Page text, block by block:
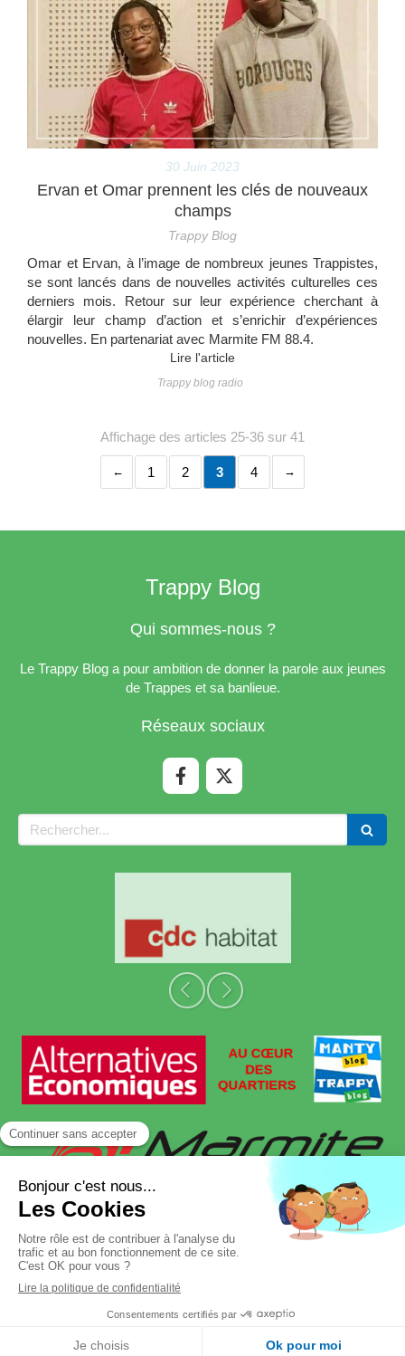
30 Juin 2023
Ervan et Omar prennent les clés de nouveaux
champs
Trappy Blog
Omar et Ervan, à l’image de nombreux jeunes Trappistes,
se sont lancés dans de nouvelles activités culturelles ces
derniers mois. Retour sur leur expérience cherchant à
élargir leur champ d’action et s’enrichir d’expériences
nouvelles. En partenariat avec Marmite FM 88.4.
Lire l'article
Trappy blog radio
Affichage des articles 25-36 sur 41
1 2 3 4
Trappy Blog
Qui sommes-nous ?
Le Trappy Blog a pour ambition de donner la parole aux jeunes
de Trappes et sa banlieue.
Réseaux sociaux
Rechercher
Slide précédent
Slide suivant
Mentions légales
©2023 Trappy Blog